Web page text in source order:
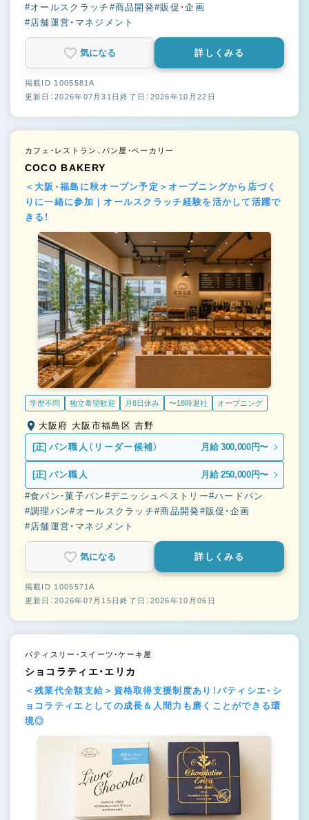
#オールスクラッチ #商品開発#販促・企画
#店舗運営・マネジメント
気になる 詳しくみる
掲載ID 1005581A
更新日：2026年07月31日終了日：2026年10月22日
カフェ・レストラン、パン屋・ベーカリー
COCO BAKERY
＜大阪・福島に秋オープン予定＞オープニングから店づく
りに一緒に参加｜オールスクラッチ経験を活かして活躍で
きる！
学歴不問 独立希望歓迎 月8日休み 〜18時退社 オープニング
大阪府 大阪市福島区 吉野
[正] パン職人（リーダー候補） 月給 300,000円〜
[正] パン職人 月給 250,000円〜
#食パン・菓子パン #デニッシュペストリー#ハードパン
#調理パン#オールスクラッチ#商品開発#販促・企画
#店舗運営・マネジメント
気になる 詳しくみる
掲載ID 1005571A
更新日：2026年07月15日終了日：2026年10月06日
パティスリー・スイーツ・ケーキ屋
ショコラティエ・エリカ
＜残業代全額支給＞資格取得支援制度あり！パティシエ・シ
ョコラティエとしての成長＆人間力も磨くことができる環
境◎